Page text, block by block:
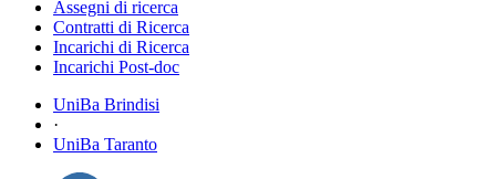
Assegni di ricerca
Contratti di Ricerca
Incarichi di Ricerca
Incarichi Post-doc
UniBa Brindisi
·
UniBa Taranto